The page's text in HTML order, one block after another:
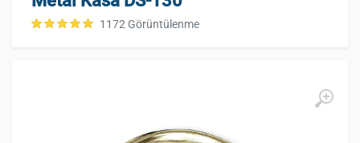
1172 Görüntülenme